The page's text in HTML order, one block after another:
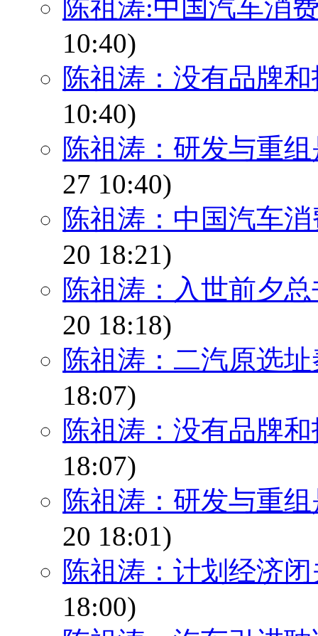
陈祖涛:中国汽车消
10:40)
陈祖涛：没有品牌
10:40)
陈祖涛：研发与重
27 10:40)
陈祖涛：中国汽车
20 18:21)
陈祖涛：入世前夕
20 18:18)
陈祖涛：二汽原选
18:07)
陈祖涛：没有品牌
18:07)
陈祖涛：研发与重
20 18:01)
陈祖涛：计划经济
18:00)